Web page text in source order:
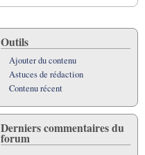
Outils
Ajouter du contenu
Astuces de rédaction
Contenu récent
Derniers commentaires du
forum